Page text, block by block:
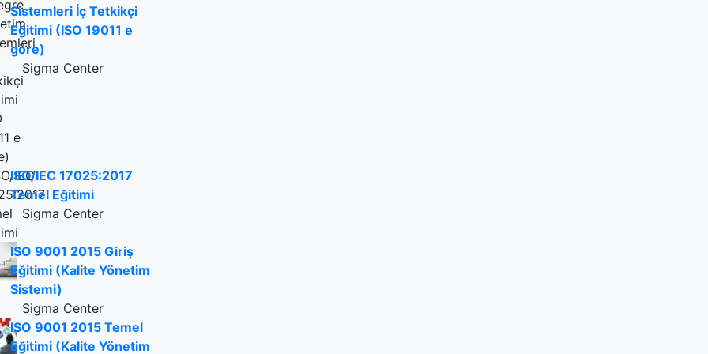
Sistemleri İç Tetkikçi
Eğitimi (ISO 19011 e
göre)
Sigma Center
ISO/IEC 17025:2017
Temel Eğitimi
Sigma Center
ISO 9001 2015 Giriş
Eğitimi (Kalite Yönetim
Sistemi)
Sigma Center
ISO 9001 2015 Temel
Eğitimi (Kalite Yönetim